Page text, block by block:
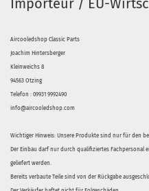
Importeur / EU-
Aircooledshop Classic Parts
Joachim Hintersberger
Kleinweichs 8
94563 Otzing
Telefon : 09931 9992490
info@aircooledshop.com
Wichtiger Hinweis: Unsere Produkte sind nur für den
Der Einbau darf nur durch qualifiziertes Fachpersonal
geliefert werden.
Bereits verbaute Teile sind von der Rückgabe